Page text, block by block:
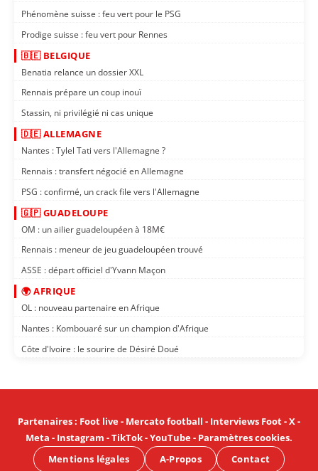
Phénomène suisse : feu vert pour le PSG
Prodige suisse : feu vert pour Rennes
🇧🇪 BELGIQUE
Benatia relance un dossier XXL
Rennais prépare un coup inouï
Stassin, ni privilégié ni cas unique
🇩🇪 ALLEMAGNE
Nantes : Tylel Tati vers l'Allemagne ?
Rennais : transfert négocié en Allemagne
PSG : confirmé, un crack file vers l'Allemagne
🇬🇵 GUADELOUPE
OM : un ailier guadeloupéen à 18M€
Rennais : meneur de jeu guadeloupéen trouvé
ASSE : départ officiel d'Yvann Maçon
🌍 AFRIQUE
OL : nouveau partenaire en Afrique
Nantes : Kombouaré sur un champion d'Afrique
Côte d'Ivoire : le sourire de Désiré Doué
Partenaires: Foot live- Mercato football - Interviews Foot-X-
Meta - Instagram -TikTok-YouTube- Paramètres cookies.
Mentions légales
A-Propos Contact